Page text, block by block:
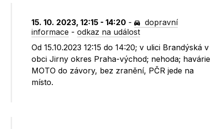
15. 10. 2023, 12:15 - 14:20 -
dopravní
informace -odkaz na událost
Od 15.10.2023 12:15 do 14:20; v ulici Brandýská v
obci Jirny okres Praha-východ; nehoda; havárie
MOTO do závory, bez zranění, PČR jede na
místo.